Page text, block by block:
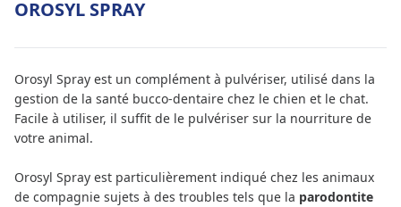
OROSYL SPRAY
Orosyl Spray est un complément à pulvériser, utilisé dans la
gestion de la santé bucco-dentaire chez le chien et le chat.
Facile à utiliser, il suffit de le pulvériser sur la nourriture de
votre animal.
Orosyl Spray est particulièrement indiqué chez les animaux
de compagnie sujets à des troubles tels que la parodontite